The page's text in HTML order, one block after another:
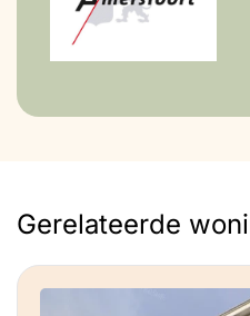
Gerelateerde